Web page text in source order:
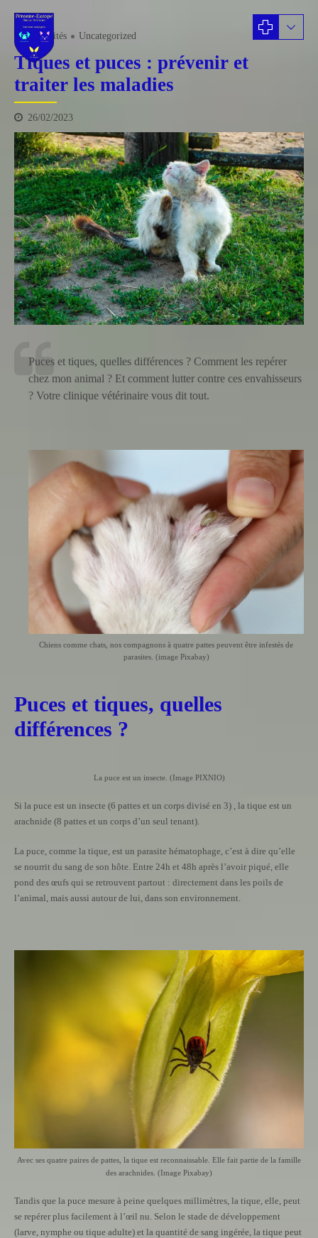
actualités Uncategorized
Tiques et puces : prévenir et
traiter les maladies
26/02/2023
Puces et tiques, quelles différences ? Comment les repérer
chez mon animal ? Et comment lutter contre ces envahisseurs
? Votre clinique vétérinaire vous dit tout.
Chiens comme chats, nos compagnons à quatre pattes peuvent être infestés de
parasites. (image Pixabay)
Puces et tiques, quelles
différences ?
La puce est un insecte. (Image PIXNIO)
Si la puce est un insecte (6 pattes et un corps divisé en 3) , la tique est un
arachnide (8 pattes et un corps d’un seul tenant).
La puce, comme la tique, est un parasite hématophage, c’est à dire qu’elle
se nourrit du sang de son hôte. Entre 24h et 48h après l’avoir piqué, elle
pond des œufs qui se retrouvent partout : directement dans les poils de
l’animal, mais aussi autour de lui, dans son environnement.
Avec ses quatre paires de pattes, la tique est reconnaissable. Elle fait partie de la famille
des arachnides. (Image Pixabay)
Tandis que la puce mesure à peine quelques millimètres, la tique, elle, peut
se repérer plus facilement à l’œil nu. Selon le stade de développement
(larve, nymphe ou tique adulte) et la quantité de sang ingérée, la tique peut